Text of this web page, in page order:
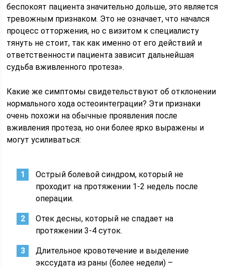
беспокоят пациента значительно дольше, это является
тревожным признаком. Это не означает, что начался
процесс отторжения, но с визитом к специалисту
тянуть не стоит, так как именно от его действий и
ответственности пациента зависит дальнейшая
судьба вживленного протеза».
Какие же симптомы свидетельствуют об отклонении
нормального хода остеоинтеграции? Эти признаки
очень похожи на обычные проявления после
вживления протеза, но они более ярко выражены и
могут усиливаться:
Острый болевой синдром, который не
проходит на протяжении 1-2 недель после
операции.
Отек десны, который не спадает на
протяжении 3-4 суток.
Длительное кровотечение и выделение
экссудата из раны (более недели) –